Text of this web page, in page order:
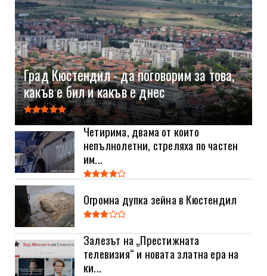
Град Кюстендил - да поговорим за това,
какъв е бил и какъв е днес
Четирима, двама от които
непълнолетни, стреляха по частен
им...
Огромна дупка зейна в Кюстендил
Залезът на „Престижната
телевизия“ и новата златна ера на
ки...